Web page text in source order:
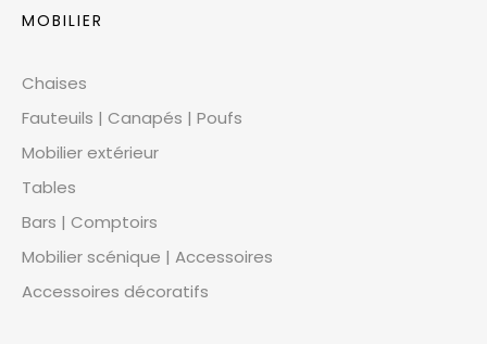
MOBILIER
Chaises
Fauteuils | Canapés | Poufs
Mobilier extérieur
Tables
Bars | Comptoirs
Mobilier scénique | Accessoires
Accessoires décoratifs